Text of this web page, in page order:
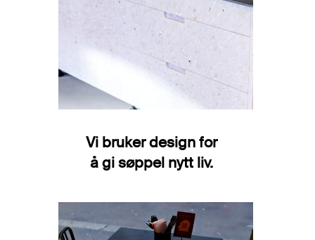
Vi bruker design for
å gi søppel nytt liv.